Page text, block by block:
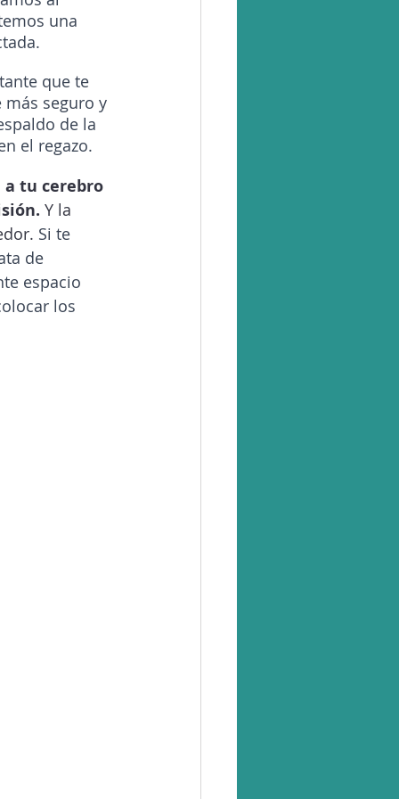
una
que te
seguro y
de la
el regazo.
a tu cerebro
Y la
Si te
de
espacio
los